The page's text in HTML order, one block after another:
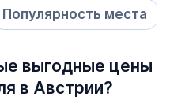
Популярность места
выгодные цены
в Австрии?